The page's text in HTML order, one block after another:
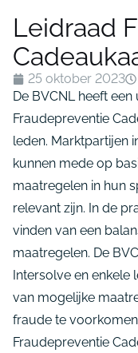
Leidraad
25 oktober 2023
De BVCNL heeft
Fraudepreventie
leden. Marktpartijen
kunnen mede op
maatregelen in hun
relevant zijn. In de
vinden van een
maatregelen. De
Intersolve en enkele
van mogelijke
fraude te
Fraudepreventie